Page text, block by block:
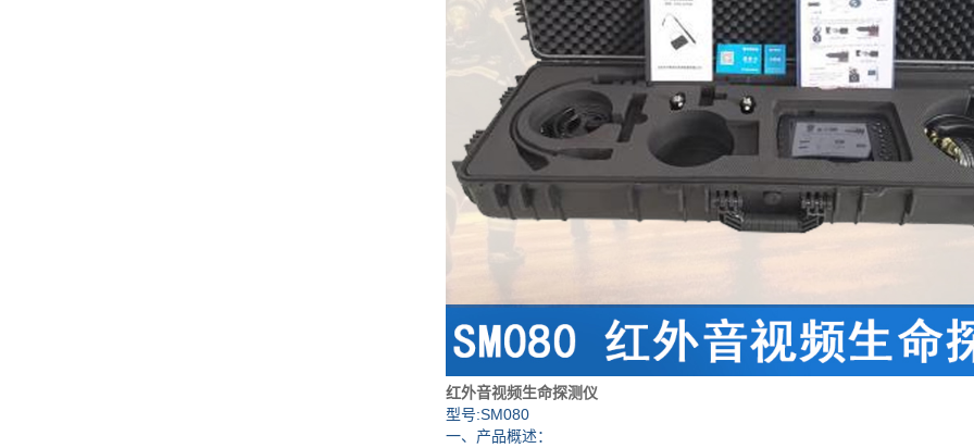
红外音视频生命探测仪
型号:SM080
一、产品概述：